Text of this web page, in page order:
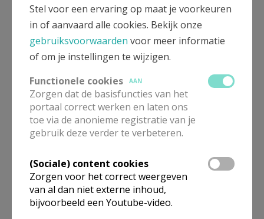
In deze kerk vinden geen weekendvieringen plaats. Via de
onderstaande lijst kan je het aanbod van kerken in de buurt
Omgeving
Niet gevonden wat je zocht? Hier vind je
Stel voor een ervaring op maat je voorkeuren
in of aanvaard alle cookies. Bekijk onze
gebruiksvoorwaarden voor meer informatie
of om je instellingen te wijzigen.
Functionele cookies
AAN
Zorgen dat de basisfuncties van het
portaal correct werken en laten ons
toe via de anonieme registratie van je
gebruik deze verder te verbeteren.
(Sociale) content cookies
Zorgen voor het correct weergeven
van al dan niet externe inhoud,
bijvoorbeeld een Youtube-video.